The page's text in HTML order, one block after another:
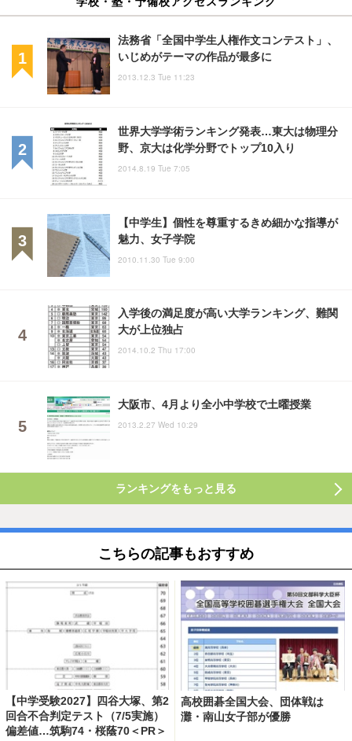
法務省「全国中学生人権作文コンテスト」、
いじめがテーマの作品が最多に
2013.12.3 Tue 11:23
世界大学学術ランキング発表…東大は物理分
野、京大は化学分野でトップ10入り
2014.8.19 Tue 7:05
【中学生】個性を尊重するきめ細かな指導が
魅力、女子学院
2010.11.30 Tue 9:00
入学後の満足度が高い大学ランキング、難関
大が上位独占
2014.10.2 Thu 17:00
大阪市、4月より全小中学校で土曜授業
2013.2.27 Wed 10:29
ランキングをもっと見る
こちらの記事もおすすめ
【中学受験2027】四谷大塚、第2
回合不合判定テスト（7/5実施）
偏差値…筑駒74・桜蔭70＜PR＞
高校囲碁全国大会、団体戦は
灘・南山女子部が優勝